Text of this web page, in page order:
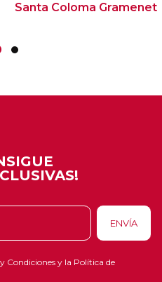
Santa Coloma Gramenet
Condicionesy la Política de